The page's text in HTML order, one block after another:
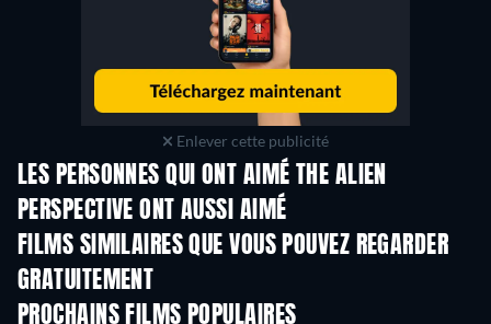
Enlever cette publicité
LES PERSONNES QUI ONT AIMÉ THE ALIEN
PERSPECTIVE ONT AUSSI AIMÉ
FILMS SIMILAIRES QUE VOUS POUVEZ REGARDER
GRATUITEMENT
PROCHAINS FILMS POPULAIRES